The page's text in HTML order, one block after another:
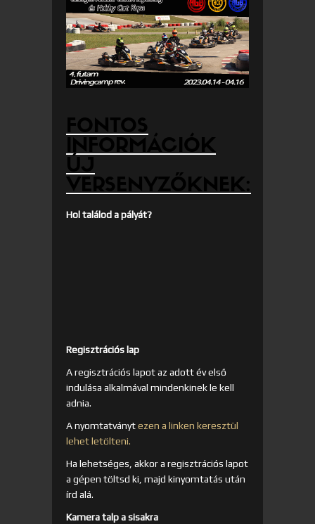
FONTOS
INFORMÁCIÓK
ÚJ
VERSENYZŐKNEK:
Hol találod a pályát?
Regisztrációs lap
A regisztrációs lapot az adott év első
indulása alkalmával mindenkinek le kell
adnia.
A nyomtatványtezen a linken keresztül
lehet letölteni.
Ha lehetséges, akkor a regisztrációs lapot
a gépen töltsd ki, majd kinyomtatás után
írd alá.
Kamera talp a sisakra